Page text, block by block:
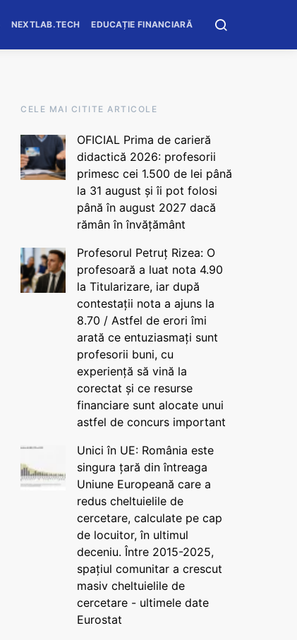
NEXTLAB.TECH EDUCAȚIE FINANCIARĂ
CELE MAI CITITE ARTICOLE
OFICIAL Prima de carieră
didactică 2026: profesorii
primesc cei 1.500 de lei până
la 31 august și îi pot folosi
până în august 2027 dacă
rămân în învățământ
Profesorul Petruț Rizea: O
profesoară a luat nota 4.90
la Titularizare, iar după
contestații nota a ajuns la
8.70 / Astfel de erori îmi
arată ce entuziasmați sunt
profesorii buni, cu
experiență să vină la
corectat și ce resurse
financiare sunt alocate unui
astfel de concurs important
Unici în UE: România este
singura țară din întreaga
Uniune Europeană care a
redus cheltuielile de
cercetare, calculate pe cap
de locuitor, în ultimul
deceniu. Între 2015-2025,
spațiul comunitar a crescut
masiv cheltuielile de
cercetare - ultimele date
Eurostat